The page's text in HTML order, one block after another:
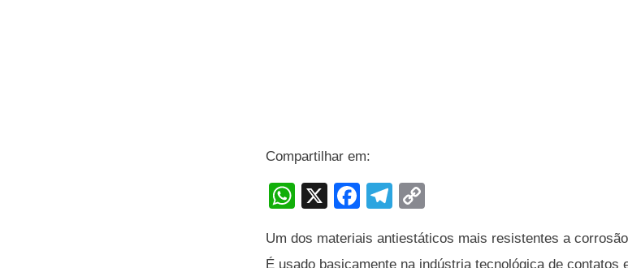
Compartilhar em:
W
at
X
F
c
T
e
p
Um dos materiais antiestáticos mais resistentes a
É usado basicamente na indústria tecnológica de